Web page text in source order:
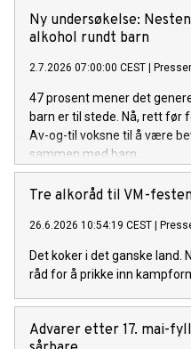
Ny undersøkelse:
alkohol rundt barn
2.7.2026 07:00:00 CEST |
47 prosent mener det
barn er til stede. Nå, rett før
Av-og-til voksne til å være
sammen med barn.
Tre alkoråd til VM-
26.6.2026 10:54:19 CEST |
Det koker i det ganske land.
råd for å prikke inn
Advarer etter 17. mai-